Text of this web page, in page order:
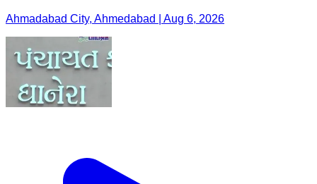
Ahmadabad City, Ahmedabad | Aug 6, 2026